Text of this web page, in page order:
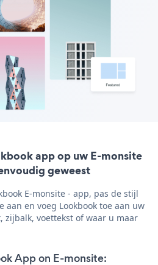
app op uw E-monsite
geweest
E-monsite - app, pas de stijl
aan en voeg Lookbook toe aan uw
zijbalk, voettekst of waar u maar
App on E-monsite: